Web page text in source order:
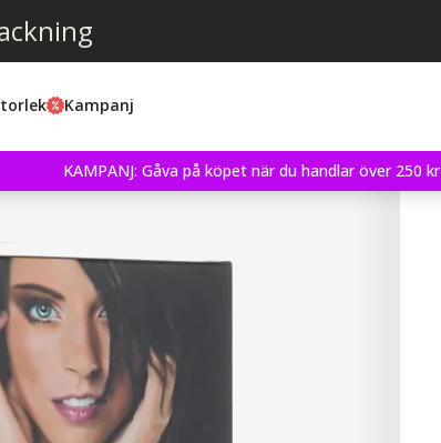
Kampanj
KAMPANJ: Gåva på köpet när du handlar över 250 kr